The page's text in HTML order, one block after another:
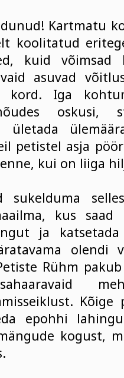
Kartmatu
koolitatud
kuid võimsad
asuvad
kord. Iga
oskusi,
ületada
petistel asja
kui on liiga
sukelduma
kus saad
ja
olendi
Rühm
Kõige
epohhi
kogust,